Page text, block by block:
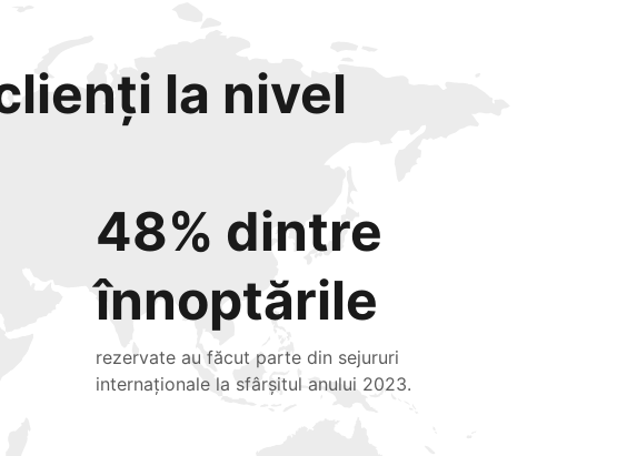
la nivel
48% dintre
înnoptările
rezervate au făcut parte din sejururi
internaționale la sfârșitul anului 2023.